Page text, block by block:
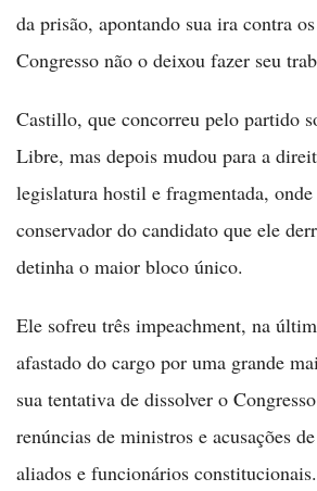
da prisão, apontando sua ira contra
Congresso não o deixou fazer seu
Castillo, que concorreu pelo partido
Libre, mas depois mudou para a
legislatura hostil e fragmentada,
conservador do candidato que ele
detinha o maior bloco único.
Ele sofreu três impeachment, na
afastado do cargo por uma grande
sua tentativa de dissolver o
renúncias de ministros e acusações
aliados e funcionários constitucionais.